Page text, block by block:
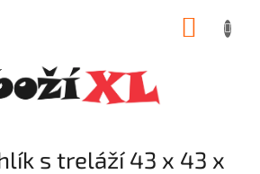
s treláží 43 x 43 x